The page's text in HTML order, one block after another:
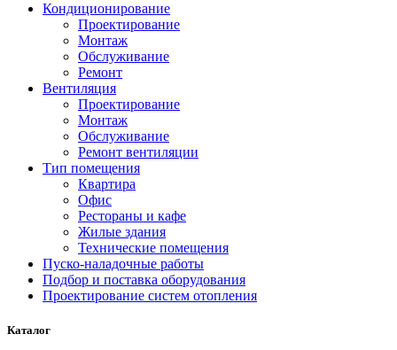
Кондиционирование
Проектирование
Монтаж
Обслуживание
Ремонт
Вентиляция
Проектирование
Монтаж
Обслуживание
Ремонт вентиляции
Тип помещения
Квартира
Офис
Рестораны и кафе
Жилые здания
Технические помещения
Пуско-наладочные работы
Подбор и поставка оборудования
Проектирование систем отопления
Каталог